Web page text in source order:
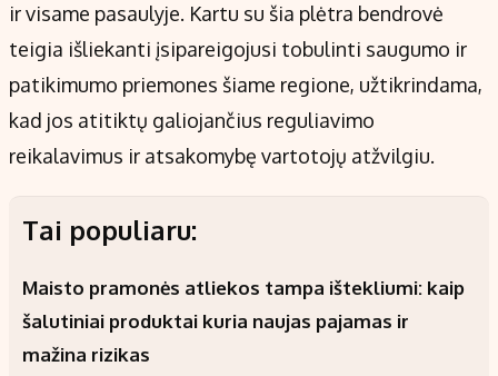
ir visame pasaulyje. Kartu su šia plėtra bendrovė
teigia išliekanti įsipareigojusi tobulinti saugumo ir
patikimumo priemones šiame regione, užtikrindama,
kad jos atitiktų galiojančius reguliavimo
reikalavimus ir atsakomybę vartotojų atžvilgiu.
Tai populiaru:
Maisto pramonės atliekos tampa ištekliumi: kaip
šalutiniai produktai kuria naujas pajamas ir
mažina rizikas